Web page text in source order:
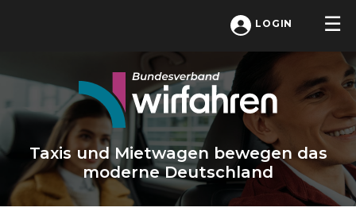
LOGIN
Taxis und Mietwagen bewegen das
moderne Deutschland